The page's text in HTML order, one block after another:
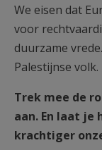
We eisen dat
voor
duurzame
Palestijnse volk.
Trek mee de
aan. En laat je
krachtiger